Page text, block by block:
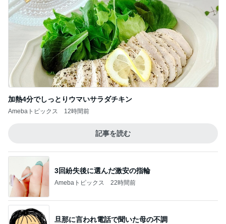
加熱4分でしっとりウマいサラダチキン
Amebaトピックス 12時間前
記事を読む
3回紛失後に選んだ激安の指輪
Amebaトピックス 22時間前
旦那に言われ電話で聞いた母の不調